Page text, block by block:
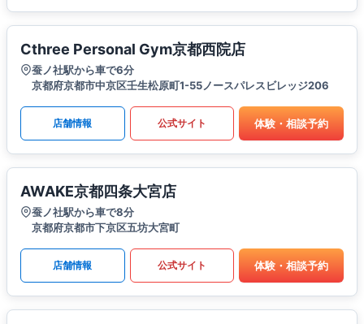
Cthree Personal Gym京都西院店
蚕ノ社駅から車で6分
京都府京都市中京区壬生松原町1-55ノースパレスビレッジ206
店舗情報 公式サイト 体験・相談予約
AWAKE京都四条大宮店
蚕ノ社駅から車で8分
京都府京都市下京区五坊大宮町
店舗情報 公式サイト 体験・相談予約